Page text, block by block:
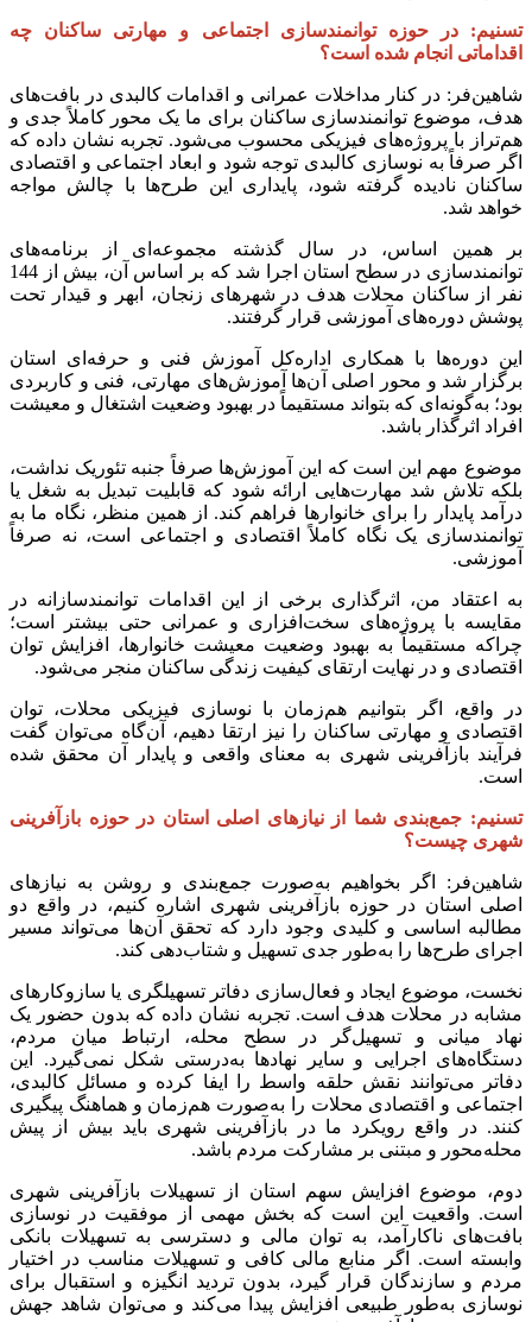
تسنیم: در حوزه توانمندسازی اجتماعی و مهارتی ساکنان چه
اقداماتی انجام شده است؟
شاهین‌فر: در کنار مداخلات عمرانی و اقدامات کالبدی در بافت‌های
هدف، موضوع توانمندسازی ساکنان برای ما یک محور کاملاً جدی و
هم‌تراز با پروژه‌های فیزیکی محسوب می‌شود. تجربه نشان داده که
اگر صرفاً به نوسازی کالبدی توجه شود و ابعاد اجتماعی و اقتصادی
ساکنان نادیده گرفته شود، پایداری این طرح‌ها با چالش مواجه
خواهد شد.
بر همین اساس، در سال گذشته مجموعه‌ای از برنامه‌های
توانمندسازی در سطح استان اجرا شد که بر اساس آن، بیش از 144
نفر از ساکنان محلات هدف در شهرهای زنجان، ابهر و قیدار تحت
پوشش دوره‌های آموزشی قرار گرفتند.
این دوره‌ها با همکاری اداره‌کل آموزش فنی و حرفه‌ای استان
برگزار شد و محور اصلی آن‌ها آموزش‌های مهارتی، فنی و کاربردی
بود؛ به‌گونه‌ای که بتواند مستقیماً در بهبود وضعیت اشتغال و معیشت
افراد اثرگذار باشد.
موضوع مهم این است که این آموزش‌ها صرفاً جنبه تئوریک نداشت،
بلکه تلاش شد مهارت‌هایی ارائه شود که قابلیت تبدیل به شغل یا
درآمد پایدار را برای خانوارها فراهم کند. از همین منظر، نگاه ما به
توانمندسازی یک نگاه کاملاً اقتصادی و اجتماعی است، نه صرفاً
آموزشی.
به اعتقاد من، اثرگذاری برخی از این اقدامات توانمندسازانه در
مقایسه با پروژه‌های سخت‌افزاری و عمرانی حتی بیشتر است؛
چراکه مستقیماً به بهبود وضعیت معیشت خانوارها، افزایش توان
اقتصادی و در نهایت ارتقای کیفیت زندگی ساکنان منجر می‌شود.
در واقع، اگر بتوانیم هم‌زمان با نوسازی فیزیکی محلات، توان
اقتصادی و مهارتی ساکنان را نیز ارتقا دهیم، آن‌گاه می‌توان گفت
فرآیند بازآفرینی شهری به معنای واقعی و پایدار آن محقق شده
است.
تسنیم: جمع‌بندی شما از نیازهای اصلی استان در حوزه بازآفرینی
شهری چیست؟
شاهین‌فر: اگر بخواهیم به‌صورت جمع‌بندی و روشن به نیازهای
اصلی استان در حوزه بازآفرینی شهری اشاره کنیم، در واقع دو
مطالبه اساسی و کلیدی وجود دارد که تحقق آن‌ها می‌تواند مسیر
اجرای طرح‌ها را به‌طور جدی تسهیل و شتاب‌دهی کند.
نخست، موضوع ایجاد و فعال‌سازی دفاتر تسهیلگری یا سازوکارهای
مشابه در محلات هدف است. تجربه نشان داده که بدون حضور یک
نهاد میانی و تسهیل‌گر در سطح محله، ارتباط میان مردم،
دستگاه‌های اجرایی و سایر نهادها به‌درستی شکل نمی‌گیرد. این
دفاتر می‌توانند نقش حلقه واسط را ایفا کرده و مسائل کالبدی،
اجتماعی و اقتصادی محلات را به‌صورت هم‌زمان و هماهنگ پیگیری
کنند. در واقع رویکرد ما در بازآفرینی شهری باید بیش از پیش
محله‌محور و مبتنی بر مشارکت مردم باشد.
دوم، موضوع افزایش سهم استان از تسهیلات بازآفرینی شهری
است. واقعیت این است که بخش مهمی از موفقیت در نوسازی
بافت‌های ناکارآمد، به توان مالی و دسترسی به تسهیلات بانکی
وابسته است. اگر منابع مالی کافی و تسهیلات مناسب در اختیار
مردم و سازندگان قرار گیرد، بدون تردید انگیزه و استقبال برای
نوسازی به‌طور طبیعی افزایش پیدا می‌کند و می‌توان شاهد جهش